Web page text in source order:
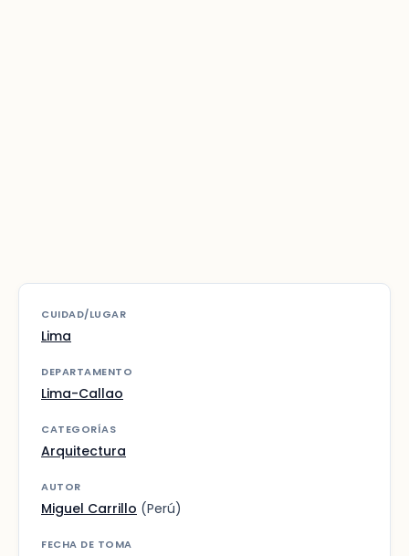
CUIDAD/LUGAR
Lima
DEPARTAMENTO
Lima-Callao
CATEGORÍAS
Arquitectura
AUTOR
Miguel Carrillo (Perú)
FECHA DE TOMA